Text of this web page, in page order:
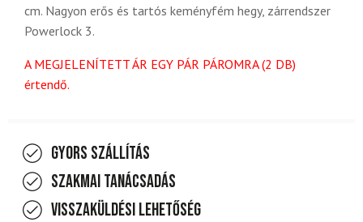
cm. Nagyon erős és tartós keményfém hegy, zárrendszer
Powerlock 3.
A MEGJELENÍTETT ÁR EGY PÁR PÁROMRA (2 DB)
értendő.
Gyors szállítás
Szakmai tanácsadás
Visszaküldési lehetőség